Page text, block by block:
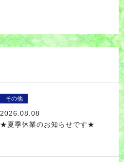
その他
2026.08.08
★夏季休業のお知らせです★